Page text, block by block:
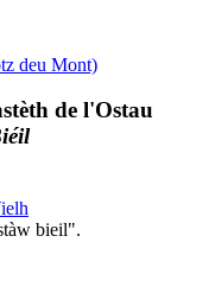
deu Mont)
de l'Ostau
bieil".